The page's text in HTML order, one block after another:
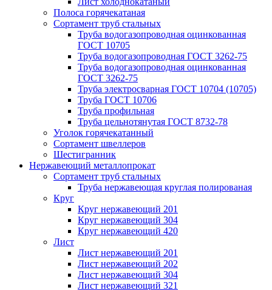
Полоса горячекатаная
Сортамент труб стальных
Труба водогазопроводная оцинкованная
ГОСТ 10705
Труба водогазопроводная ГОСТ 3262-75
Труба водогазопроводная оцинкованная
ГОСТ 3262-75
Труба электросварная ГОСТ 10704 (10705)
Труба ГОСТ 10706
Труба профильная
Труба цельнотянутая ГОСТ 8732-78
Уголок горячекатанный
Сортамент швеллеров
Шестигранник
Нержавеющий металлопрокат
Сортамент труб стальных
Труба нержавеющая круглая полированая
Круг
Круг нержавеющий 201
Круг нержавеющий 304
Круг нержавеющий 420
Лист
Лист нержавеющий 201
Лист нержавеющий 202
Лист нержавеющий 304
Лист нержавеющий 321